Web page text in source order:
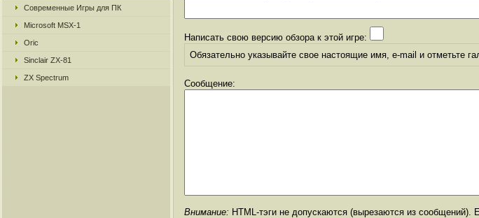
Современные Игры для ПК
Microsoft MSX-1
Oric
Sinclair ZX-81
ZX Spectrum
Написать свою версию обзора к этой игре:
Обязательно указывайте свое настоящие имя, e-mail и отметьте
Сообщение:
Внимание: HTML-тэги не допускаются (вырезаются из